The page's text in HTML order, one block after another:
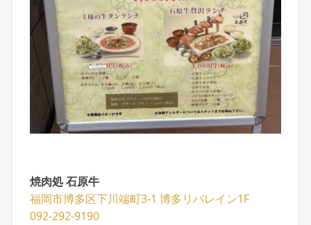
焼肉処 石原牛
福岡市博多区下川端町3-1 博多リバレイン1F
092-292-9190